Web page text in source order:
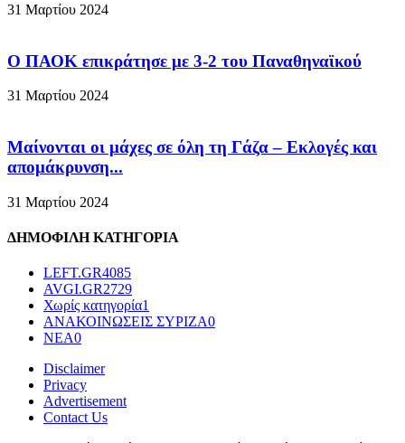
31 Μαρτίου 2024
Ο ΠΑΟΚ επικράτησε με 3-2 του Παναθηναϊκού
31 Μαρτίου 2024
Μαίνονται οι μάχες σε όλη τη Γάζα – Eκλογές και
απομάκρυνση...
31 Μαρτίου 2024
ΔΗΜΟΦΙΛΗ ΚΑΤΗΓΟΡΙΑ
LEFT.GR4085
AVGI.GR2729
Χωρίς κατηγορία1
ΑΝΑΚΟΙΝΩΣΕΙΣ ΣΥΡΙΖΑ0
ΝΕΑ0
Disclaimer
Privacy
Advertisement
Contact Us